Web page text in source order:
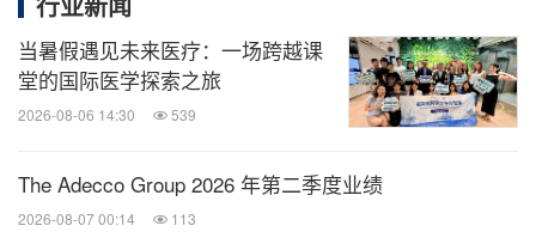
沙漠奔袭勇夺六项大奖， 薪火相传持续绽放光芒
员完赛"沙克尔顿奖"、风范团队奖、团队"奋进
奖"、"歌声嘹亮奖"、优秀公益项目奖 (能力建设类) 和
当暑假遇见未来医疗：一场跨越课
堂的国际医学探索之旅
2026-08-06 14:30 539
The Adecco Group 2026 年第二季度业绩
2026-08-07 00:14 113